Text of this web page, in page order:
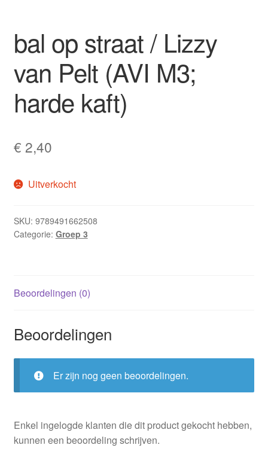
bal op straat / Lizzy
van Pelt (AVI M3;
harde kaft)
€ 2,40
Uitverkocht
SKU: 9789491662508
Categorie: Groep 3
Beoordelingen (0)
Beoordelingen
Er zijn nog geen beoordelingen.
Enkel ingelogde klanten die dit product gekocht hebben,
kunnen een beoordeling schrijven.